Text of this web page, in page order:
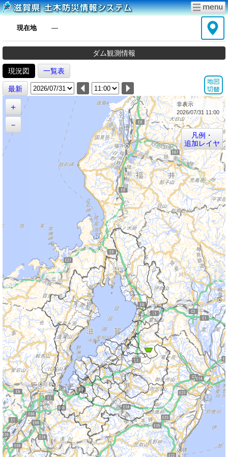
現在地 ―
ダム観測情報
現況図 一覧表
最新
＋
－
非表示
2026/07/31 11:00
凡例・
追加レイヤ